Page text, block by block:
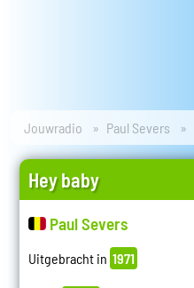
Jouwradio Paul Severs
Hey baby
Paul Severs
Uitgebracht in 1971